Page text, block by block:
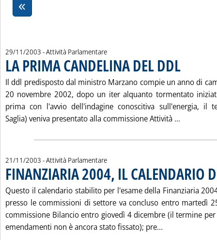
29/11/2003 - Attività Parlamentare
LA PRIMA CANDELINA DEL DDL
Il ddl predisposto dal ministro Marzano compie un anno di
20 novembre 2002, dopo un iter alquanto tormentato
prima con l'avvio dell'indagine conoscitiva sull'energia, il
Saglia) veniva presentato alla commissione Attività ...
21/11/2003 - Attività Parlamentare
FINANZIARIA 2004, IL CALENDARIO
. Pubblicata venerdì 21 novembre 2003 alle 14.34.
Questo il calendario stabilito per l'esame della Finanziaria
presso le commissioni di settore va concluso entro martedì
commissione Bilancio entro giovedì 4 dicembre (il termine
emendamenti non è ancora stato fissato); pre...